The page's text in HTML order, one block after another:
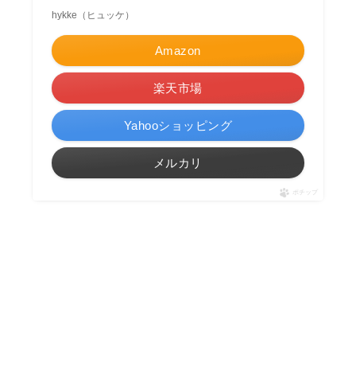
hykke（ヒュッケ）
Amazon
楽天市場
Yahooショッピング
メルカリ
ポチップ